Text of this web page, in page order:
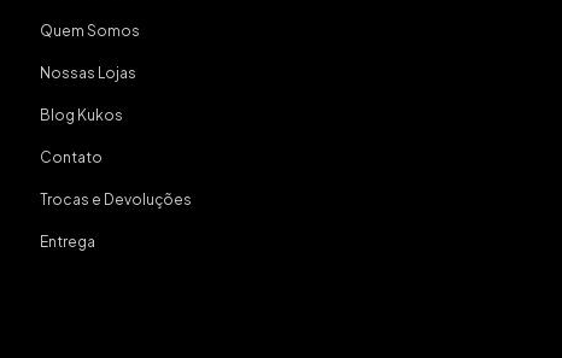
Quem Somos
Nossas Lojas
Blog Kukos
Contato
Trocas e Devoluções
Entrega